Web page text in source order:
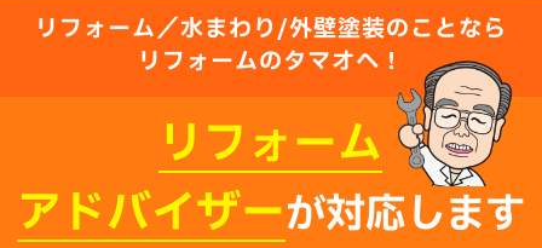
リフォーム／水まわり/外壁塗装のことなら
リフォームのタマオへ！
リフォーム
アドバイザーが対応します